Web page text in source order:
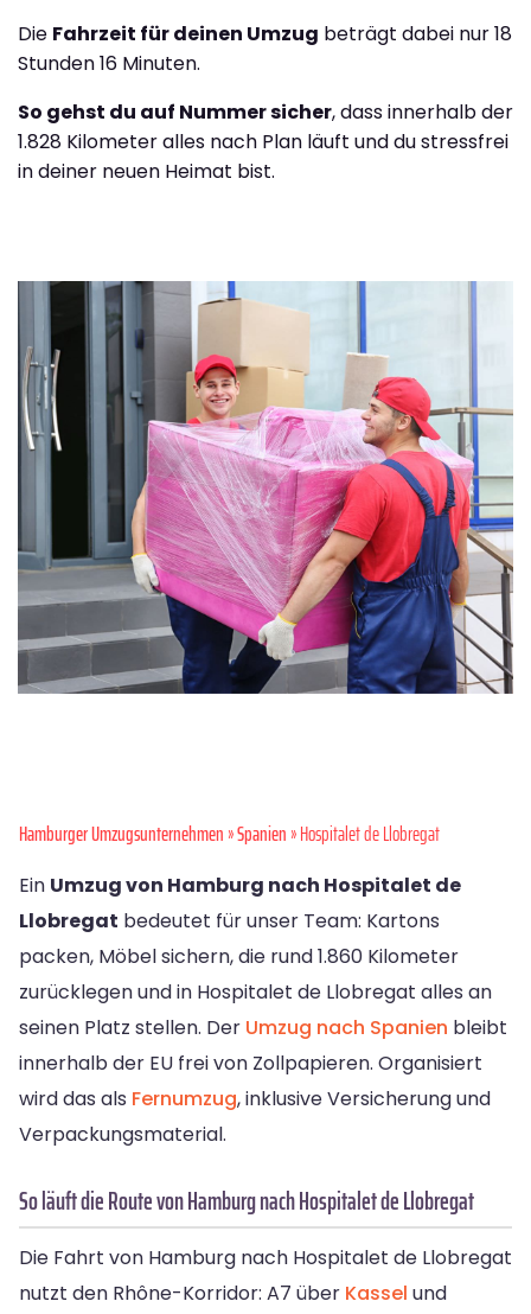
Die Fahrzeit für deinen Umzug beträgt dabei nur 18
Stunden 16 Minuten.
So gehst du auf Nummer sicher, dass innerhalb der
1.828 Kilometer alles nach Plan läuft und du stressfrei
in deiner neuen Heimat bist.
Hamburger Umzugsunternehmen»Spanien» Hospitalet de Llobregat
Ein Umzug von Hamburg nach Hospitalet de
Llobregat bedeutet für unser Team: Kartons
packen, Möbel sichern, die rund 1.860 Kilometer
zurücklegen und in Hospitalet de Llobregat alles an
seinen Platz stellen. Der Umzug nach Spanien bleibt
innerhalb der EU frei von Zollpapieren. Organisiert
wird das als Fernumzug, inklusive Versicherung und
Verpackungsmaterial.
So läuft die Route von Hamburg nach Hospitalet de Llobregat
Die Fahrt von Hamburg nach Hospitalet de Llobregat
nutzt den Rhône-Korridor: A7 über Kassel und